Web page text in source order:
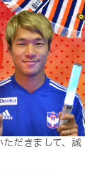
だきまして、誠